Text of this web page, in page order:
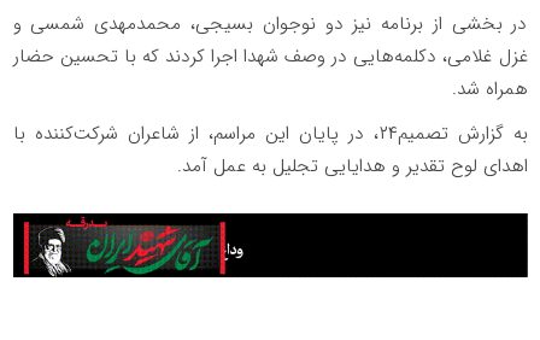
در بخشی از برنامه نیز دو نوجوان بسیجی، محمدمهدی شمسی و
غزل غلامی، دکلمه‌هایی در وصف شهدا اجرا کردند که با تحسین حضار
همراه شد.
به گزارش تصمیم۲۴، در پایان این مراسم، از شاعران شرکت‌کننده با
اهدای لوح تقدیر و هدایایی تجلیل به عمل آمد.